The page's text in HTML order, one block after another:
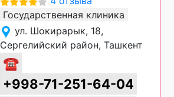
Государственная клиника
ул. Шокирарык, 18,
Сергелийский район, Ташкент
☎
+998-71-251-64-04